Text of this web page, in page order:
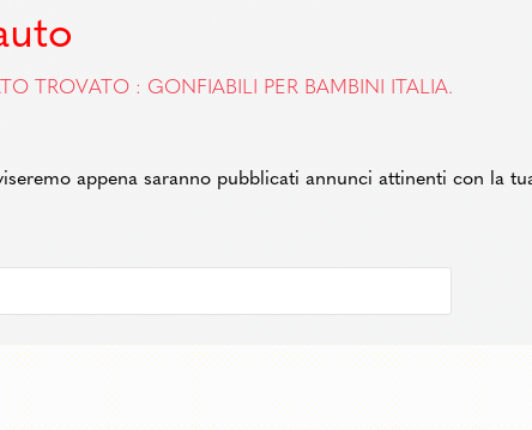
TROVATO : GONFIABILI PER BAMBINI ITALIA.
appena saranno pubblicati annunci attinenti con la